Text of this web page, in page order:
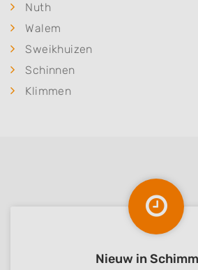
Nuth
Walem
Sweikhuizen
Schinnen
Klimmen
Nieuw in